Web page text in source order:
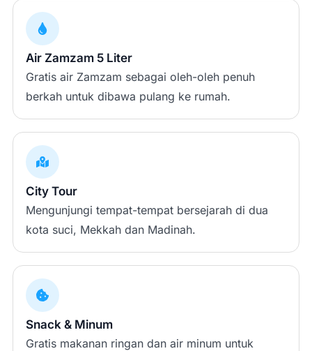
Air Zamzam 5 Liter
Gratis air Zamzam sebagai oleh-oleh penuh
berkah untuk dibawa pulang ke rumah.
City Tour
Mengunjungi tempat-tempat bersejarah di dua
kota suci, Mekkah dan Madinah.
Snack & Minum
Gratis makanan ringan dan air minum untuk